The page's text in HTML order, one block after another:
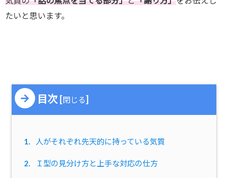
たいと思います。
目次 [閉じる]
1. 人がそれぞれ先天的に持っている気質
2. Ｉ型の見分け方と上手な対応の仕方